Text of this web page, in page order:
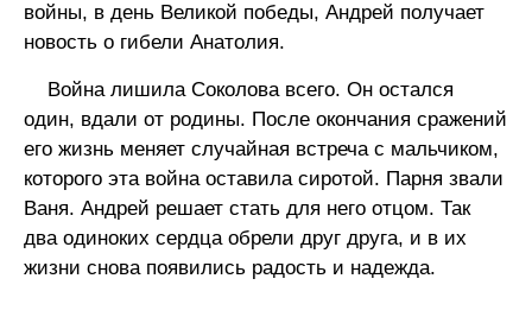
войны, в день Великой победы, Андрей получает
новость о гибели Анатолия.
Война лишила Соколова всего. Он остался
один, вдали от родины. После окончания сражений
его жизнь меняет случайная встреча с мальчиком,
которого эта война оставила сиротой. Парня звали
Ваня. Андрей решает стать для него отцом. Так
два одиноких сердца обрели друг друга, и в их
жизни снова появились радость и надежда.